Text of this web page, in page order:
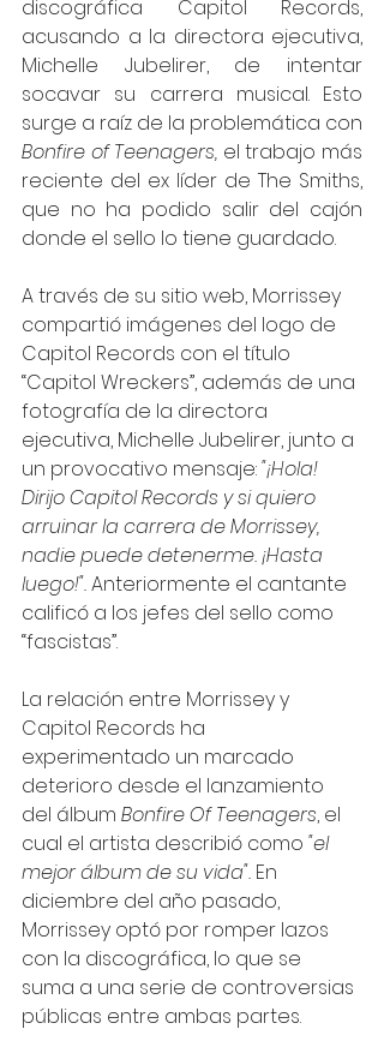
discográfica Capitol Records,
acusando a la directora ejecutiva,
Michelle Jubelirer, de intentar
socavar su carrera musical. Esto
Bonfire of Teenagers, el trabajo más
reciente del ex líder de The Smiths,
que no ha podido salir del cajón
donde el sello lo tiene guardado.
A través de su sitio web, Morrissey
compartió imágenes del logo de
Capitol Records con el título
“Capitol Wreckers”, además de una
fotografía de la directora
ejecutiva, Michelle Jubelirer, junto a
un provocativo mensaje: "¡Hola!
Dirijo Capitol Records y si quiero
arruinar la carrera de Morrissey,
nadie puede detenerme. ¡Hasta
luego!". Anteriormente el cantante
calificó a los jefes del sello como
“fascistas”.
La relación entre Morrissey y
Capitol Records ha
experimentado un marcado
deterioro desde el lanzamiento
del álbum Bonfire Of Teenagers, el
cual el artista describió como "el
mejor álbum de su vida". En
diciembre del año pasado,
Morrissey optó por romper lazos
con la discográfica, lo que se
suma a una serie de controversias
públicas entre ambas partes.